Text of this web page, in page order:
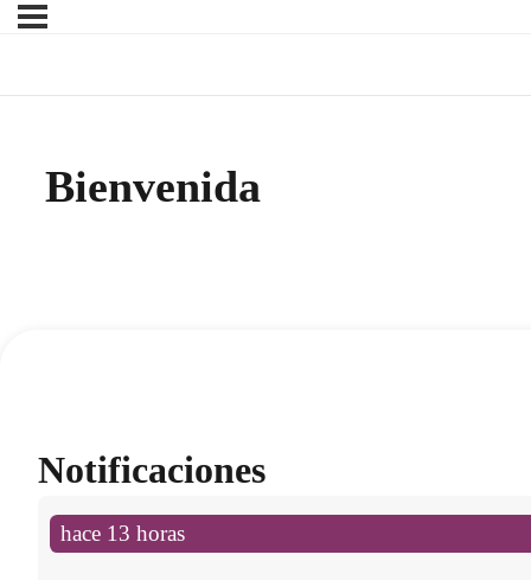
Bienvenida
Notificaciones
hace 13 horas